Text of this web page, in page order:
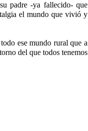
padre -ya fallecido- que
el mundo que vivió y
ese mundo rural que a
del que todos tenemos